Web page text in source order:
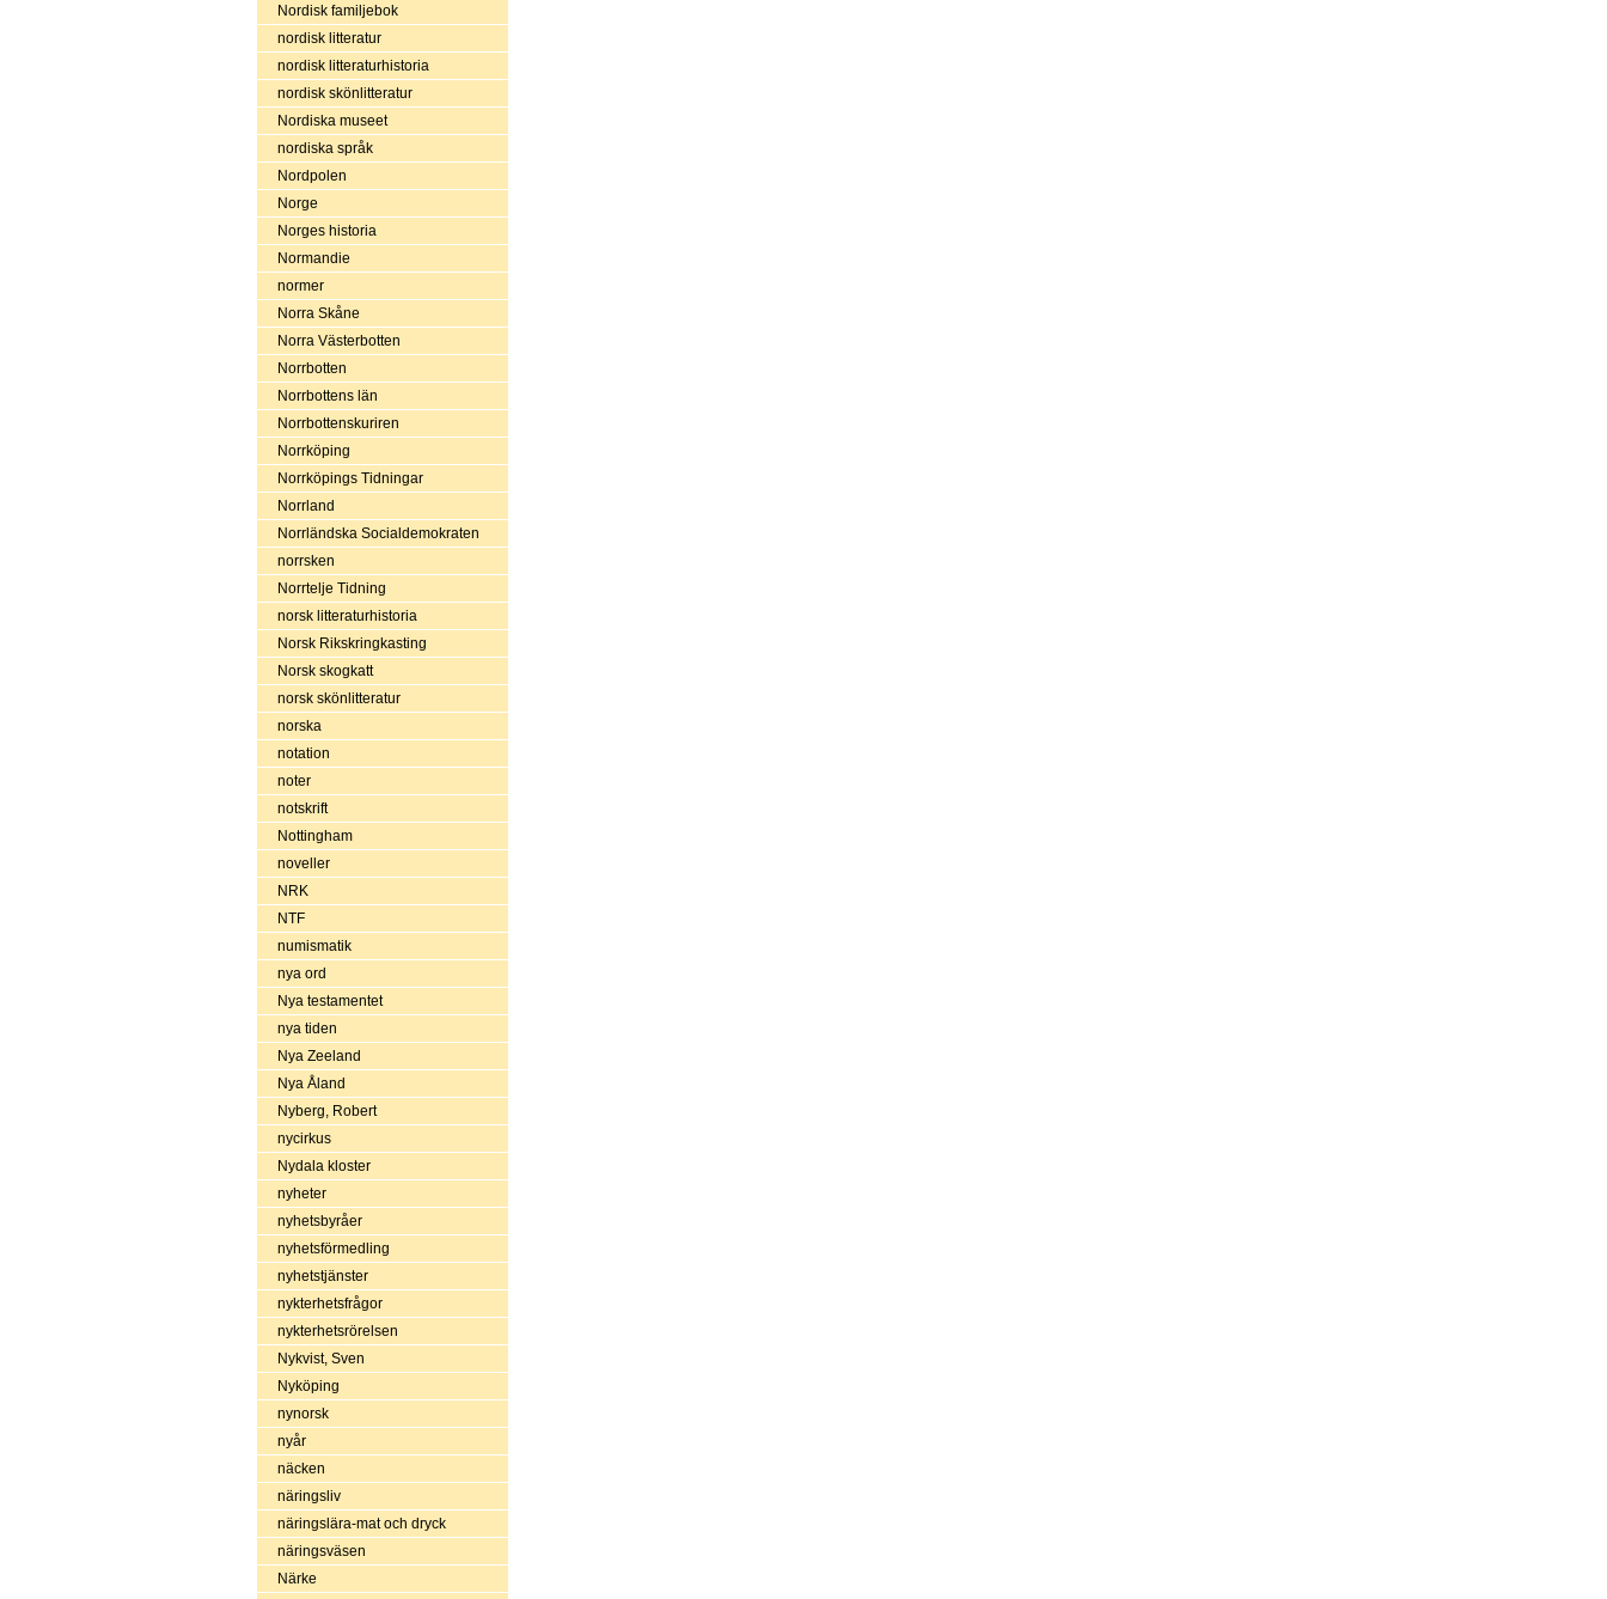
Nordisk familjebok
nordisk litteratur
nordisk litteraturhistoria
nordisk skönlitteratur
Nordiska museet
nordiska språk
Nordpolen
Norge
Norges historia
Normandie
normer
Norra Skåne
Norra Västerbotten
Norrbotten
Norrbottens län
Norrbottenskuriren
Norrköping
Norrköpings Tidningar
Norrland
Norrländska Socialdemokraten
norrsken
Norrtelje Tidning
norsk litteraturhistoria
Norsk Rikskringkasting
Norsk skogkatt
norsk skönlitteratur
norska
notation
noter
notskrift
Nottingham
noveller
NRK
NTF
numismatik
nya ord
Nya testamentet
nya tiden
Nya Zeeland
Nya Åland
Nyberg, Robert
nycirkus
Nydala kloster
nyheter
nyhetsbyråer
nyhetsförmedling
nyhetstjänster
nykterhetsfrågor
nykterhetsrörelsen
Nykvist, Sven
Nyköping
nynorsk
nyår
näcken
näringsliv
näringslära-mat och dryck
näringsväsen
Närke